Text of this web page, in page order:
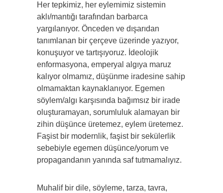
Her tepkimiz, her eylemimiz sistemin
aklı/mantığı tarafından barbarca
yargılanıyor. Önceden ve dışarıdan
tanımlanan bir çerçeve üzerinde yazıyor,
konuşuyor ve tartışıyoruz. İdeolojik
enformasyona, emperyal algıya maruz
kalıyor olmamız, düşünme iradesine sahip
olmamaktan kaynaklanıyor. Egemen
söylem/algı karşısında bağımsız bir irade
oluşturamayan, sorumluluk alamayan bir
zihin düşünce üretemez, eylem üretemez.
Faşist bir modernlik, faşist bir sekülerlik
sebebiyle egemen düşünce/yorum ve
propagandanın yanında saf tutmamalıyız.
Muhalif bir dile, söyleme, tarza, tavra,